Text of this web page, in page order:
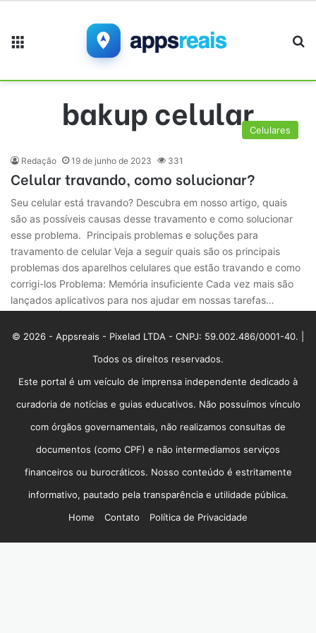
bakup celularCelulares
Redação 19 de junho de 2023 331
Celular travando, como solucionar?
Seu celular está travando? Descubra em nosso artigo, quais
são as possíveis causas desse travamento e como solucionar
esse problema. Principais problemas e soluções para
travamento de celular Veja a seguir quais são os principais
problemas dos aparelhos celulares que estão travando e como
corrigi-los Problema: Memória insuficiente Cada vez mais são
lançados aplicativos para nos ajudar em nossas tarefas…
© 2026 - Appsreais - Pixelad LTDA - CNPJ: 59.002.486/0001-40. |
Todos os direitos reservados.
Este portal é um veículo de imprensa independente dedicado à
curadoria de notícias e guias educativos. Não possuímos vínculo
com órgãos governamentais, não realizamos consultas de
documentos (como CPF) e não intermediamos serviços
financeiros ou burocráticos. Nosso conteúdo é estritamente
informativo, pautado pela transparência e utilidade pública.
Home
Contato Política de Privacidade